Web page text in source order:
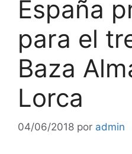
España
para el
Baza
Lorca
04/06/2018 por admin